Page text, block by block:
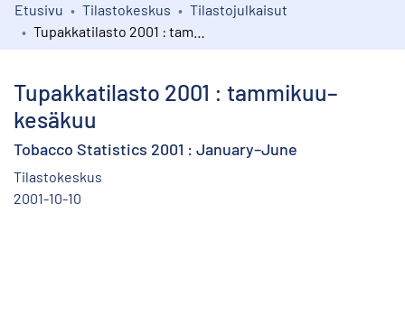
Kokoelmat
Etusivu Tilastokeskus
Tilastojulkaisut
Tupakkatilasto 2001 : tammikuu–
kesäkuu
Tobacco Statistics 2001 : January–June
Tilastokeskus
2001-10-10